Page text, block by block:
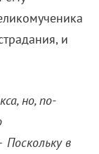
и
но, по-
Поскольку в